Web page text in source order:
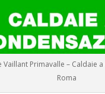
Vaillant Primavalle – Caldaie
Roma